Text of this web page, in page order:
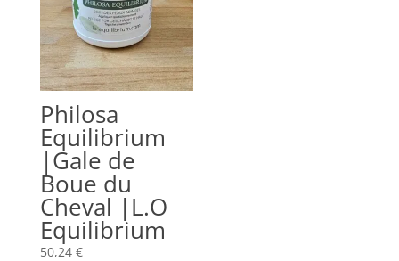
Philosa
Equilibrium
|Gale de
Boue du
Cheval |L.O
Equilibrium
50,24 €